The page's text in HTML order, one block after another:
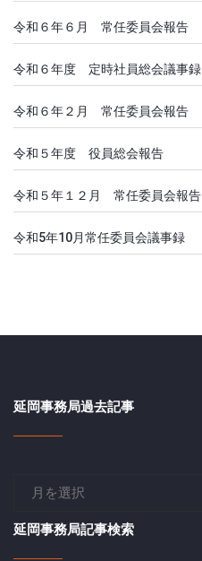
令和６年６月 常任委員会報告
令和６年度 定時社員総会議事録
令和６年２月 常任委員会報告
令和５年度 役員総会報告
令和５年１２月 常任委員会報告
令和5年10月常任委員会議事録
延岡事務局過去記事
事
延岡事務局記事検索